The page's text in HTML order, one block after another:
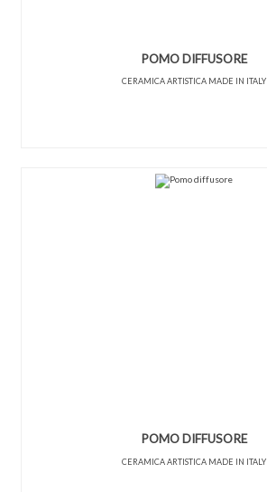
POMO DIFFUSORE
CERAMICA ARTISTICA MADE IN ITALY
POMO DIFFUSORE
CERAMICA ARTISTICA MADE IN ITALY